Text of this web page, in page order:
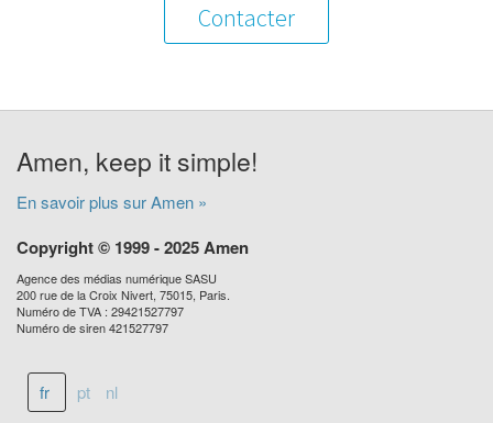
Contacter
Amen, keep it simple!
En savoir plus sur Amen »
Copyright © 1999 - 2025 Amen
Agence des médias numérique SASU
200 rue de la Croix Nivert, 75015, Paris.
Numéro de TVA : 29421527797
Numéro de siren 421527797
fr pt nl